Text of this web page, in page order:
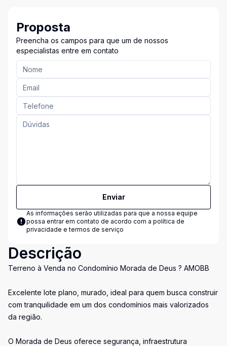
Proposta
Preencha os campos para que um de nossos
especialistas entre em contato
Enviar
As informações serão utilizadas para que a nossa equipe
possa entrar em contato de acordo com a política de
privacidade e termos de serviço
Descrição
Terreno à Venda no Condomínio Morada de Deus ? AMOBB
Excelente lote plano, murado, ideal para quem busca construir
com tranquilidade em um dos condomínios mais valorizados
da região.
O Morada de Deus oferece segurança, infraestrutura